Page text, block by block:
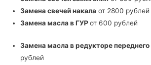
Замена свечей накала от 2800 рублей
Замена масла в ГУРот 600 рублей
Замена масла в редукторе
рублей